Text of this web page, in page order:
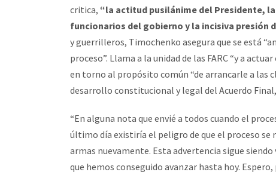
critica, “la actitud pusilánime del Presidente,
funcionarios del gobierno y la incisiva presión
y guerrilleros, Timochenko asegura que se está
proceso”. Llama a la unidad de las FARC “y a
en torno al propósito común “de arrancarle a
desarrollo constitucional y legal del Acuerdo
“En alguna nota que envié a todos cuando el
último día existiría el peligro de que el proceso se
armas nuevamente. Esta advertencia sigue
que hemos conseguido avanzar hasta hoy.